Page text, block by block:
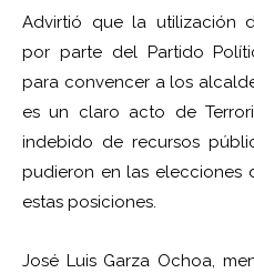
Advirtió que la utilización
por parte del Partido
para convencer a los
es un claro acto de
indebido de recursos
pudieron en las elecciones
estas posiciones.
José Luis Garza Ochoa,